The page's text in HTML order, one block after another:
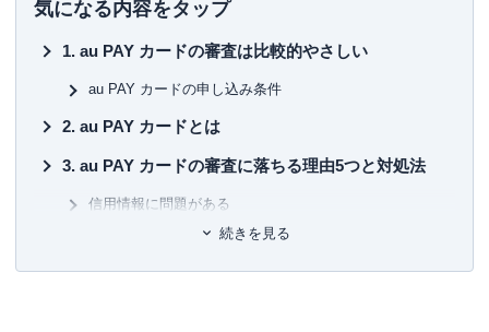
免許証 ・ご本人さまのau IDとパスワ
ュカード等 【運転免許証をお持ちで
くは各種被保険者証 ・ご本人さまの
au IDとパスワード ・ご本人名義の通
掲載されているポイントは約230種類。ポイントやマイルを
中立の立場で語れる数少ない専門家として知られる。
約100枚のクレジットカードを保有、年間約150万円の年会
一般カードからプラチナカードまで幅広い層のカードを実
しか分からない信用できる情報提供を行っています。所有
おトクな使い方、おすすめの使い方を日々研究中。
気になる内容をタップ
au PAY カードの審査は比較的やさしい
au PAY カードの申し込み条件
au PAY カードとは
au PAY カードの審査に落ちる理由5つと対処法
信用情報に問題がある
複数のカードに申し込みをしている
初めてクレジットカードを作成する
続きを見る